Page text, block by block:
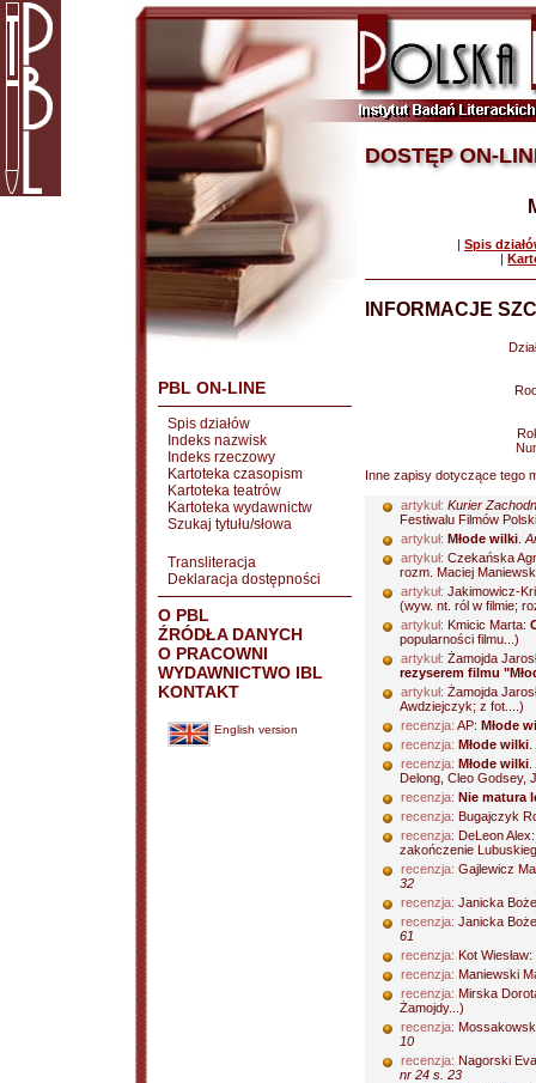
PBL ON-LINE
Spis działów
Indeks nazwisk
Indeks rzeczowy
Kartoteka czasopism
Kartoteka teatrów
Kartoteka wydawnictw
Szukaj tytułu/słowa
Transliteracja
Deklaracja dostępności
O PBL
ŹRÓDŁA DANYCH
O PRACOWNI
WYDAWNICTWO IBL
KONTAKT
English version
DOSTĘP ON-
| Spis
|
INFORMACJE
Inne zapisy dotyczące tego
artykuł: Kurier
Festiwalu Filmów
artykuł: Młode wilki
artykuł: Czekańska
rozm. Maciej
artykuł: Jakimowicz-
(wyw. nt. ról w filmie;
artykuł: Kmicic Marta:
popularności filmu...)
artykuł: Żamojda
rezyserem filmu
artykuł: Żamojda
Awdziejczyk; z fot....)
recenzja: AP: Młode
recenzja: Młode wilki
recenzja: Młode wilki
Delong, Cleo Godsey,
recenzja: Nie matura
recenzja: Bugajczyk
recenzja: DeLeon
zakończenie
recenzja: Gajlewicz
32
recenzja: Janicka
recenzja: Janicka
61
recenzja: Kot Wiesław:
recenzja: Maniewski
recenzja: Mirska
Żamojdy...)
recenzja:
10
recenzja: Nagorski
nr 24 s. 23